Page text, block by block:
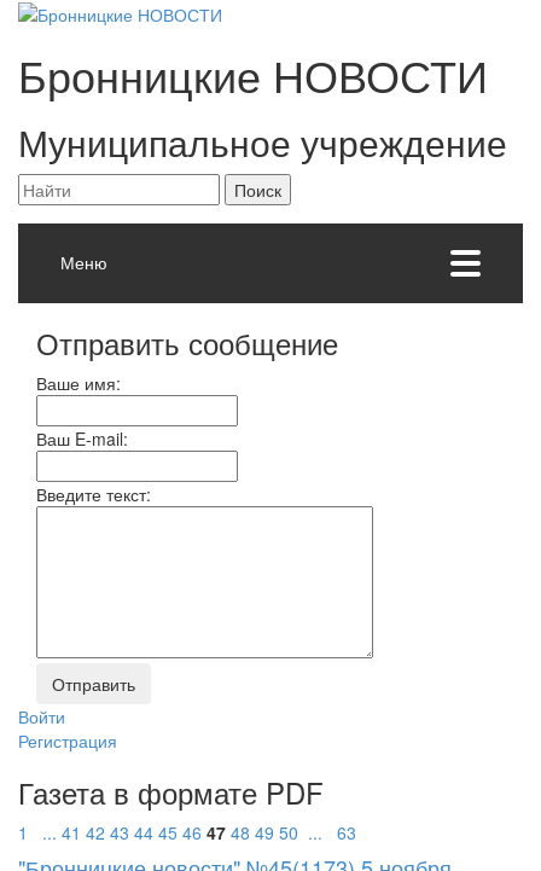
Бронницкие НОВОСТИ
Муниципальное учреждение
Меню
Отправить сообщение
Ваше имя:
Ваш E-mail:
Введите текст:
Войти
Регистрация
Газета в формате PDF
1 ... 41 42 43 44 45 46 47 48 49 50 ... 63